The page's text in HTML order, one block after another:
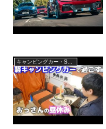
キャンピングカー・SUV人気車種